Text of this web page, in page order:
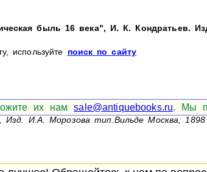
быль 16 века", И. К. Кондратьев.
используйте поиск по сайту
их намsale@antiquebooks.ru. Мы
Изд. И.А. Морозова тип.Вильде Москва, 1898